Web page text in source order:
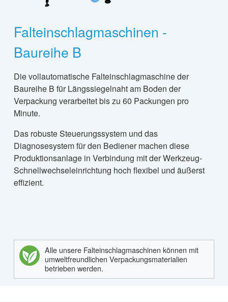
Falteinschlagmaschinen -
Baureihe B
Die vollautomatische Falteinschlagmaschine der
Baureihe B für Längssiegelnaht am Boden der
Verpackung verarbeitet bis zu 60 Packungen pro
Minute.
Das robuste Steuerungssystem und das
Diagnosesystem für den Bediener machen diese
Produktionsanlage in Verbindung mit der Werkzeug-
Schnellwechseleinrichtung hoch flexibel und äußerst
effizient.
Alle unsere Falteinschlagmaschinen können mit
umweltfreundlichen Verpackungsmaterialien
betrieben werden.